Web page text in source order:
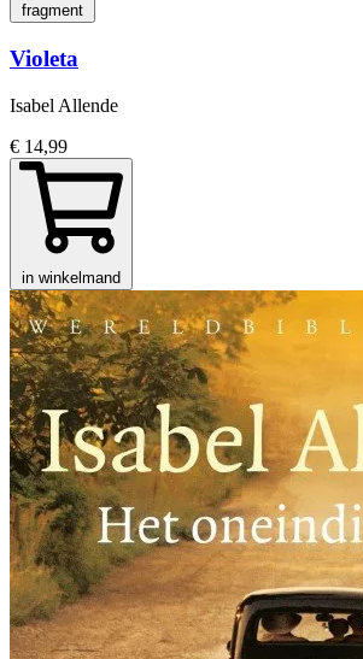
fragment
Violeta
Isabel Allende
€ 14,99
in winkelmand